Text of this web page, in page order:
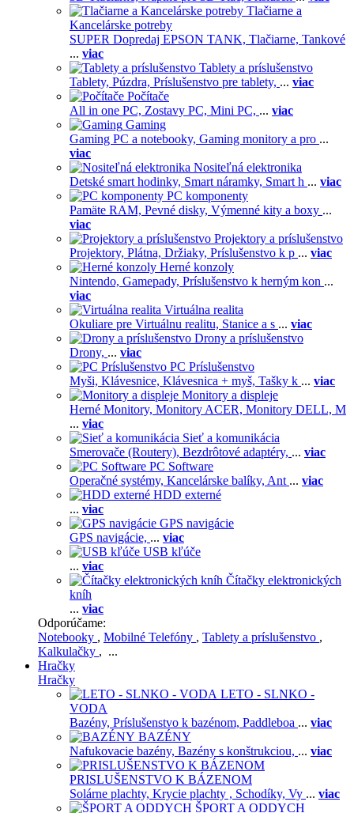
Tlačiarne a
Kancelárske potreby
SUPER Dopredaj EPSON TANK, Tlačiarne, Tankové
... viac
Tablety a príslušenstvo
Tablety, Púzdra, Príslušenstvo pre tablety, ... viac
Počítače
All in one PC, Zostavy PC, Mini PC, ... viac
Gaming
Gaming PC a notebooky, Gaming monitory a pro ...
viac
Nositeľná elektronika
Detské smart hodinky, Smart náramky, Smart h ... viac
PC komponenty
Pamäte RAM, Pevné disky, Výmenné kity a boxy ...
viac
Projektory a príslušenstvo
Projektory, Plátna, Držiaky, Príslušenstvo k p ... viac
Herné konzoly
Nintendo, Gamepady, Príslušenstvo k herným kon ...
viac
Virtuálna realita
Okuliare pre Virtuálnu realitu, Stanice a s ... viac
Drony a príslušenstvo
Drony, ... viac
PC Príslušenstvo
Myši, Klávesnice, Klávesnica + myš, Tašky k ... viac
Monitory a displeje
Herné Monitory, Monitory ACER, Monitory DELL, M
... viac
Sieť a komunikácia
Smerovače (Routery), Bezdrôtové adaptéry, ... viac
PC Software
Operačné systémy, Kancelárske balíky, Ant ... viac
HDD externé
... viac
GPS navigácie
GPS navigácie, ... viac
USB kľúče
... viac
Čítačky elektronických
kníh
... viac
Odporúčame:
Notebooky , Mobilné Telefóny , Tablety a príslušenstvo ,
Kalkulačky , ...
Hračky
Hračky
LETO - SLNKO -
VODA
Bazény, Príslušenstvo k bazénom, Paddleboa ... viac
BAZÉNY
Nafukovacie bazény, Bazény s konštrukciou, ... viac
PRISLUŠENSTVO K BÁZENOM
Solárne plachty, Krycie plachty , Schodíky, Vy ... viac
ŠPORT A ODDYCH